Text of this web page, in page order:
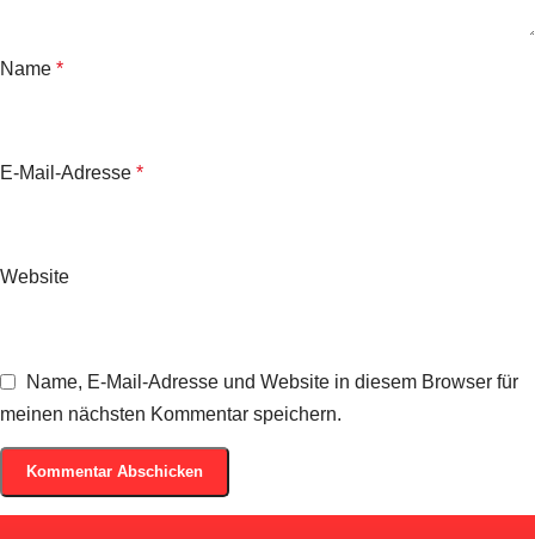
Name *
E-Mail-Adresse *
Website
Name, E-Mail-Adresse und Website in diesem Browser für
meinen nächsten Kommentar speichern.